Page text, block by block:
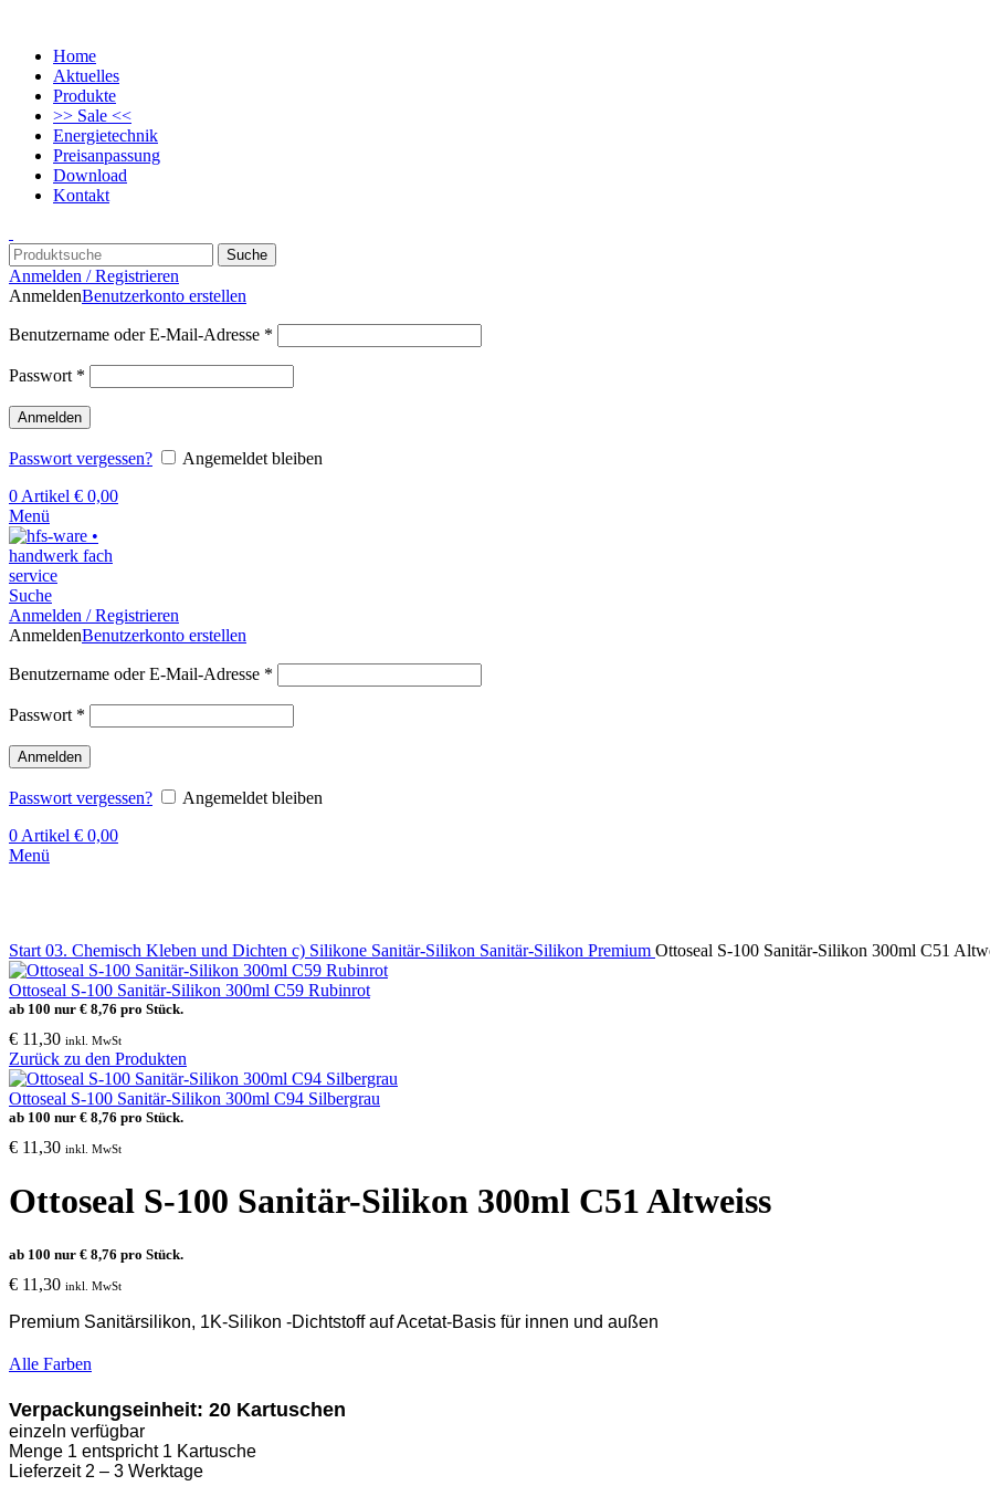
Home
Aktuelles
Produkte
>> Sale <<
Energietechnik
Preisanpassung
Download
Kontakt
Suche
Anmelden / Registrieren
AnmeldenBenutzerkonto erstellen
Benutzername oder E-Mail-Adresse *
Passwort *
Anmelden
Passwort vergessen?
Angemeldet bleiben
0 Artikel € 0,00
Menü
Suche
Anmelden / Registrieren
AnmeldenBenutzerkonto erstellen
Benutzername oder E-Mail-Adresse *
Passwort *
Anmelden
Passwort vergessen?
Angemeldet bleiben
0 Artikel € 0,00
Menü
Start 03. Chemisch Kleben und Dichten c) Silikone Sanitär-Silikon Sanitär-Silikon Premium Ottoseal S-100 Sanitär-Silikon 300ml C51
Ottoseal S-100 Sanitär-Silikon 300ml C59 Rubinrot
ab 100 nur € 8,76 pro Stück.
€ 11,30 inkl. MwSt
Zurück zu den Produkten
Ottoseal S-100 Sanitär-Silikon 300ml C94 Silbergrau
ab 100 nur € 8,76 pro Stück.
€ 11,30 inkl. MwSt
Ottoseal S-100 Sanitär-Silikon 300ml C51 Altweiss
ab 100 nur € 8,76 pro Stück.
€ 11,30 inkl. MwSt
Premium Sanitärsilikon, 1K-Silikon -Dichtstoff auf Acetat-Basis für innen und außen
Alle Farben
Verpackungseinheit: 20 Kartuschen
einzeln verfügbar
Menge 1 entspricht 1 Kartusche
Lieferzeit 2 – 3 Werktage